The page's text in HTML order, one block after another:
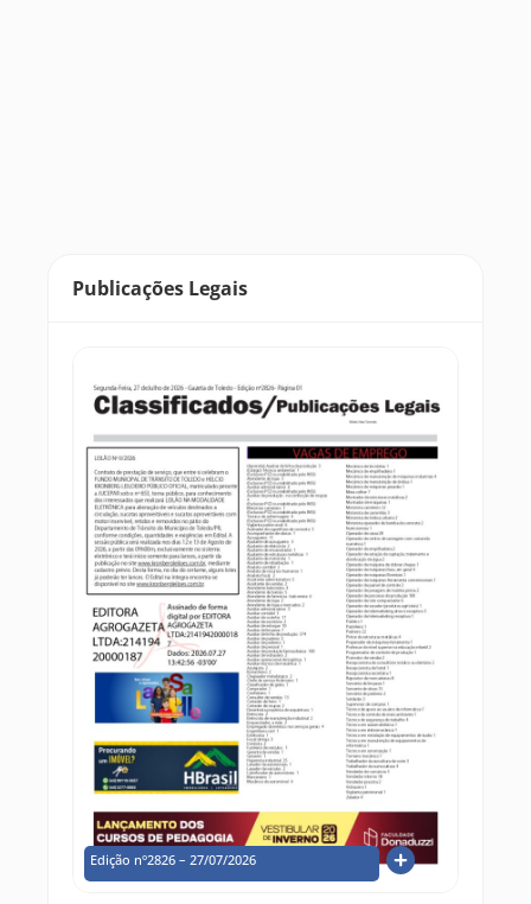
Publicações Legais
Edição nº2826 – 27/07/2026